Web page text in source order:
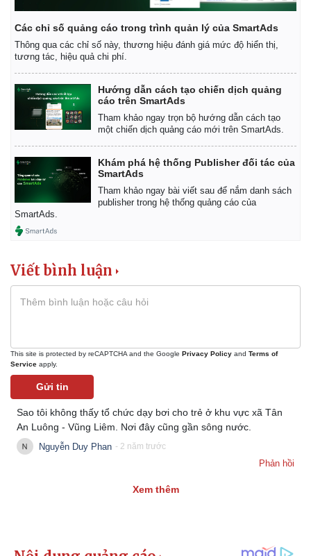
Các chỉ số quảng cáo trong trình quản lý của SmartAds
Thông qua các chỉ số này, thương hiệu đánh giá mức độ hiển thị,
tương tác, hiệu quả chi phí.
Hướng dẫn cách tạo chiến dịch quảng
cáo trên SmartAds
Tham khảo ngay trọn bộ hướng dẫn cách tạo
một chiến dịch quảng cáo mới trên SmartAds.
Khám phá hệ thống Publisher đối tác của
SmartAds
Tham khảo ngay bài viết sau để nắm danh sách
publisher trong hệ thống quảng cáo của
SmartAds.
Viết bình luận
This site is protected by reCAPTCHA and the Google Privacy Policy and Terms of
Service apply.
Gửi tin
Sao tôi không thấy tổ chức dạy bơi cho trẻ ở khu vực xã Tân
An Luông - Vũng Liêm. Nơi đây cũng gần sông nước.
Nguyễn Duy Phan - 2 năm trước
Phản hồi
Xem thêm